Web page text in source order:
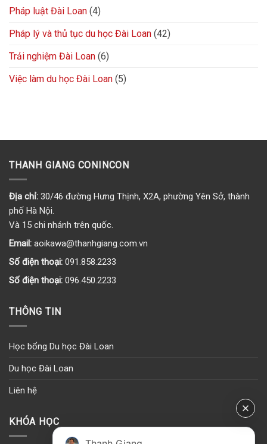
Pháp luật Đài Loan (4)
Pháp lý và thủ tục du học Đài Loan (42)
Trải nghiệm Đài Loan (6)
Việc làm du học Đài Loan (5)
THANH GIANG CONINCON
Địa chỉ: 30/46 đường Hưng Thịnh, X2A, phường Yên Sở, thành
phố Hà Nội.
Và 15 chi nhánh trên quốc.
Email: aoikawa@thanhgiang.com.vn
Số điện thoại: 091.858.2233
Số điện thoại: 096.450.2233
THÔNG TIN
Học bổng Du học Đài Loan
Du học Đài Loan
Liên hệ
KHÓA HỌC